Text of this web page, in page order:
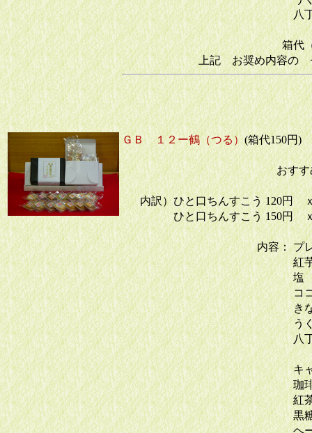
八丁
箱代（手提の
上記 お奨め内容
ＧＢ １２ー鶴（つる）(箱代150
おす
内訳）ひと口ちんすこう
ひと口ちんすこう 150円
内容：
紅
塩
ココ
きな
うぐい
八丁
キャ
珈
紅
黒
ヘーゼ